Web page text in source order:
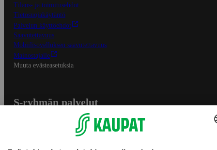
Tilaus- ja toimitusehdot
Tietosuojakäytäntö
Palvelun käyttöehdot
Saavutettavuus
Mobiilisovelluksen saavutettavuus
Mainostajalle
Muuta evästeasetuksia
S-ryhmän palvelut